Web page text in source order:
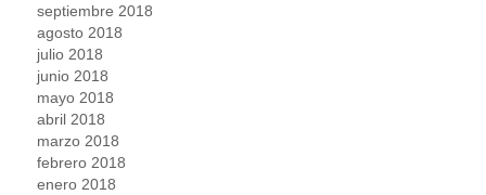
septiembre 2018
agosto 2018
julio 2018
junio 2018
mayo 2018
abril 2018
marzo 2018
febrero 2018
enero 2018